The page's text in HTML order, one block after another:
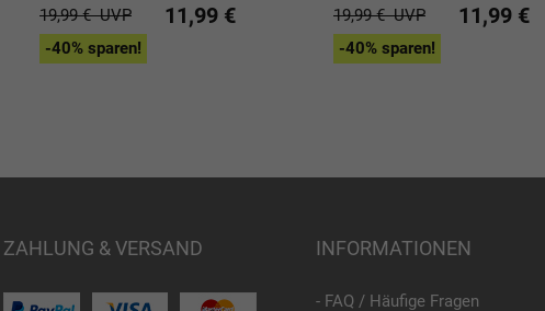
19,99 €UVP 11,99 €
-40% sparen!
19,99 €UVP 11,99 €
-40% sparen!
ZAHLUNG & VERSAND INFORMATIONEN
- FAQ / Häufige Fragen